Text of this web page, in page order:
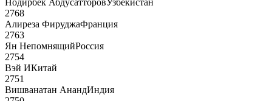
Нодирбек АбдусатторовУзбекистан
2768
Алиреза ФируджаФранция
2763
Ян НепомнящийРоссия
2754
Вэй ИКитай
2751
Вишванатан АнандИндия